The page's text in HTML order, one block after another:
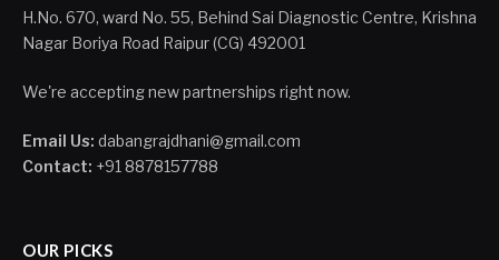
H.No. 670, ward No. 55, Behind Sai Diagnostic Centre, Krishna
Nagar Boriya Road Raipur (CG) 492001
We're accepting new partnerships right now.
Email Us: dabangrajdhani@gmail.com
Contact: +91 8878157788
OUR PICKS